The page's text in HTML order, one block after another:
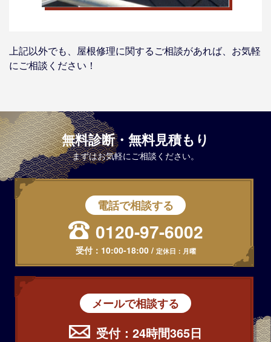
上記以外でも、屋根修理に関するご相談があれば、お気軽
にご相談ください！
無料診断・無料見積もり
まずはお気軽にご相談ください。
電話で相談する
0120-97-6002
受付： 10:00-18:00/ 定休日：月曜
メールで相談する
受付：24時間365日